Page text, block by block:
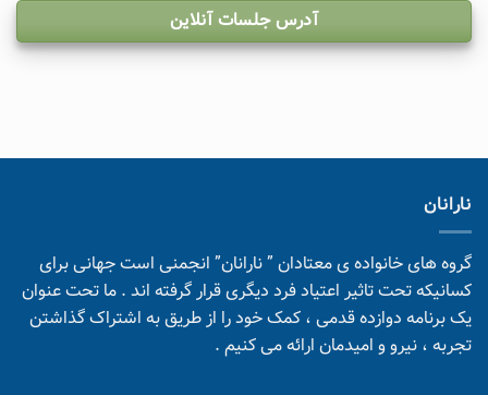
آدرس جلسات آنلاین
نارانان
گروه های خانواده ی معتادان ” نارانان” انجمنی است جهانی برای
کسانیکه تحت تاثیر اعتیاد فرد دیگری قرار گرفته اند . ما تحت عنوان
یک برنامه دوازده قدمی ، کمک خود را از طریق به اشتراک گذاشتن
تجربه ، نیرو و امیدمان ارائه می کنیم .